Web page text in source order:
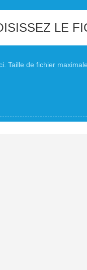
LE
Taille de fichier